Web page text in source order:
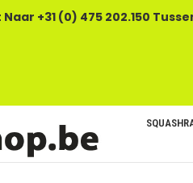
+31 (0) 475 202.150